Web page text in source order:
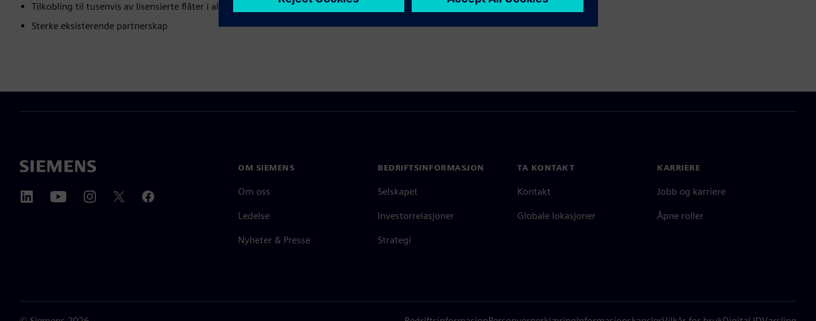
Tilkobling til tusenvis av lisensierte flåter i alle størrelser og former rundt om i verden
Sterke eksisterende partnerskap
OM SIEMENS
Om oss
Ledelse
Nyheter & Presse
BEDRIFTSINFORMASJON
Selskapet
Investorrelasjoner
Strategi
TA KONTAKT
Kontakt
Globale lokasjoner
KARRIERE
Jobb og karriere
Åpne roller